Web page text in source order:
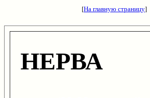
[На главную страницу]
НЕРВА